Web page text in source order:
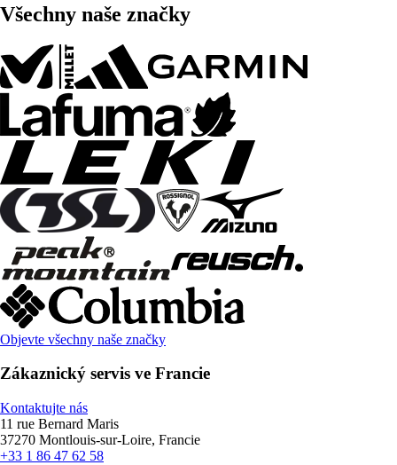
Všechny naše značky
Objevte všechny naše značky
Zákaznický servis ve Francie
Kontaktujte nás
11 rue Bernard Maris
37270 Montlouis-sur-Loire, Francie
+33 1 86 47 62 58